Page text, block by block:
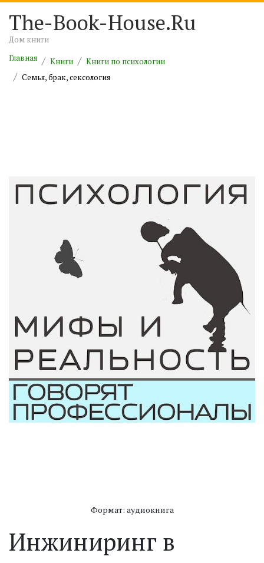
The-Book-House.Ru
Дом книги
Главная
Книги
Книги по психологии
Семья, брак, сексология
Формат: аудиокнига
Инжиниринг в